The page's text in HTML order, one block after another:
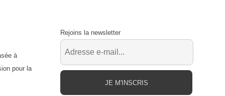
à
pour la
Rejoins la newsletter
JE M'INSCRIS